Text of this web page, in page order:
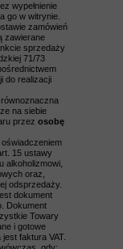
wypełnienie
go w witrynie.
zamówień
zawierane
sprzedaży
71/73
do realizacji
na siebie
przez osobę
15 ustawy
alkoholizmowi,
oraz,
odsprzedaży.
dokument
Dokument
Towary
i gotowe
faktura VAT.